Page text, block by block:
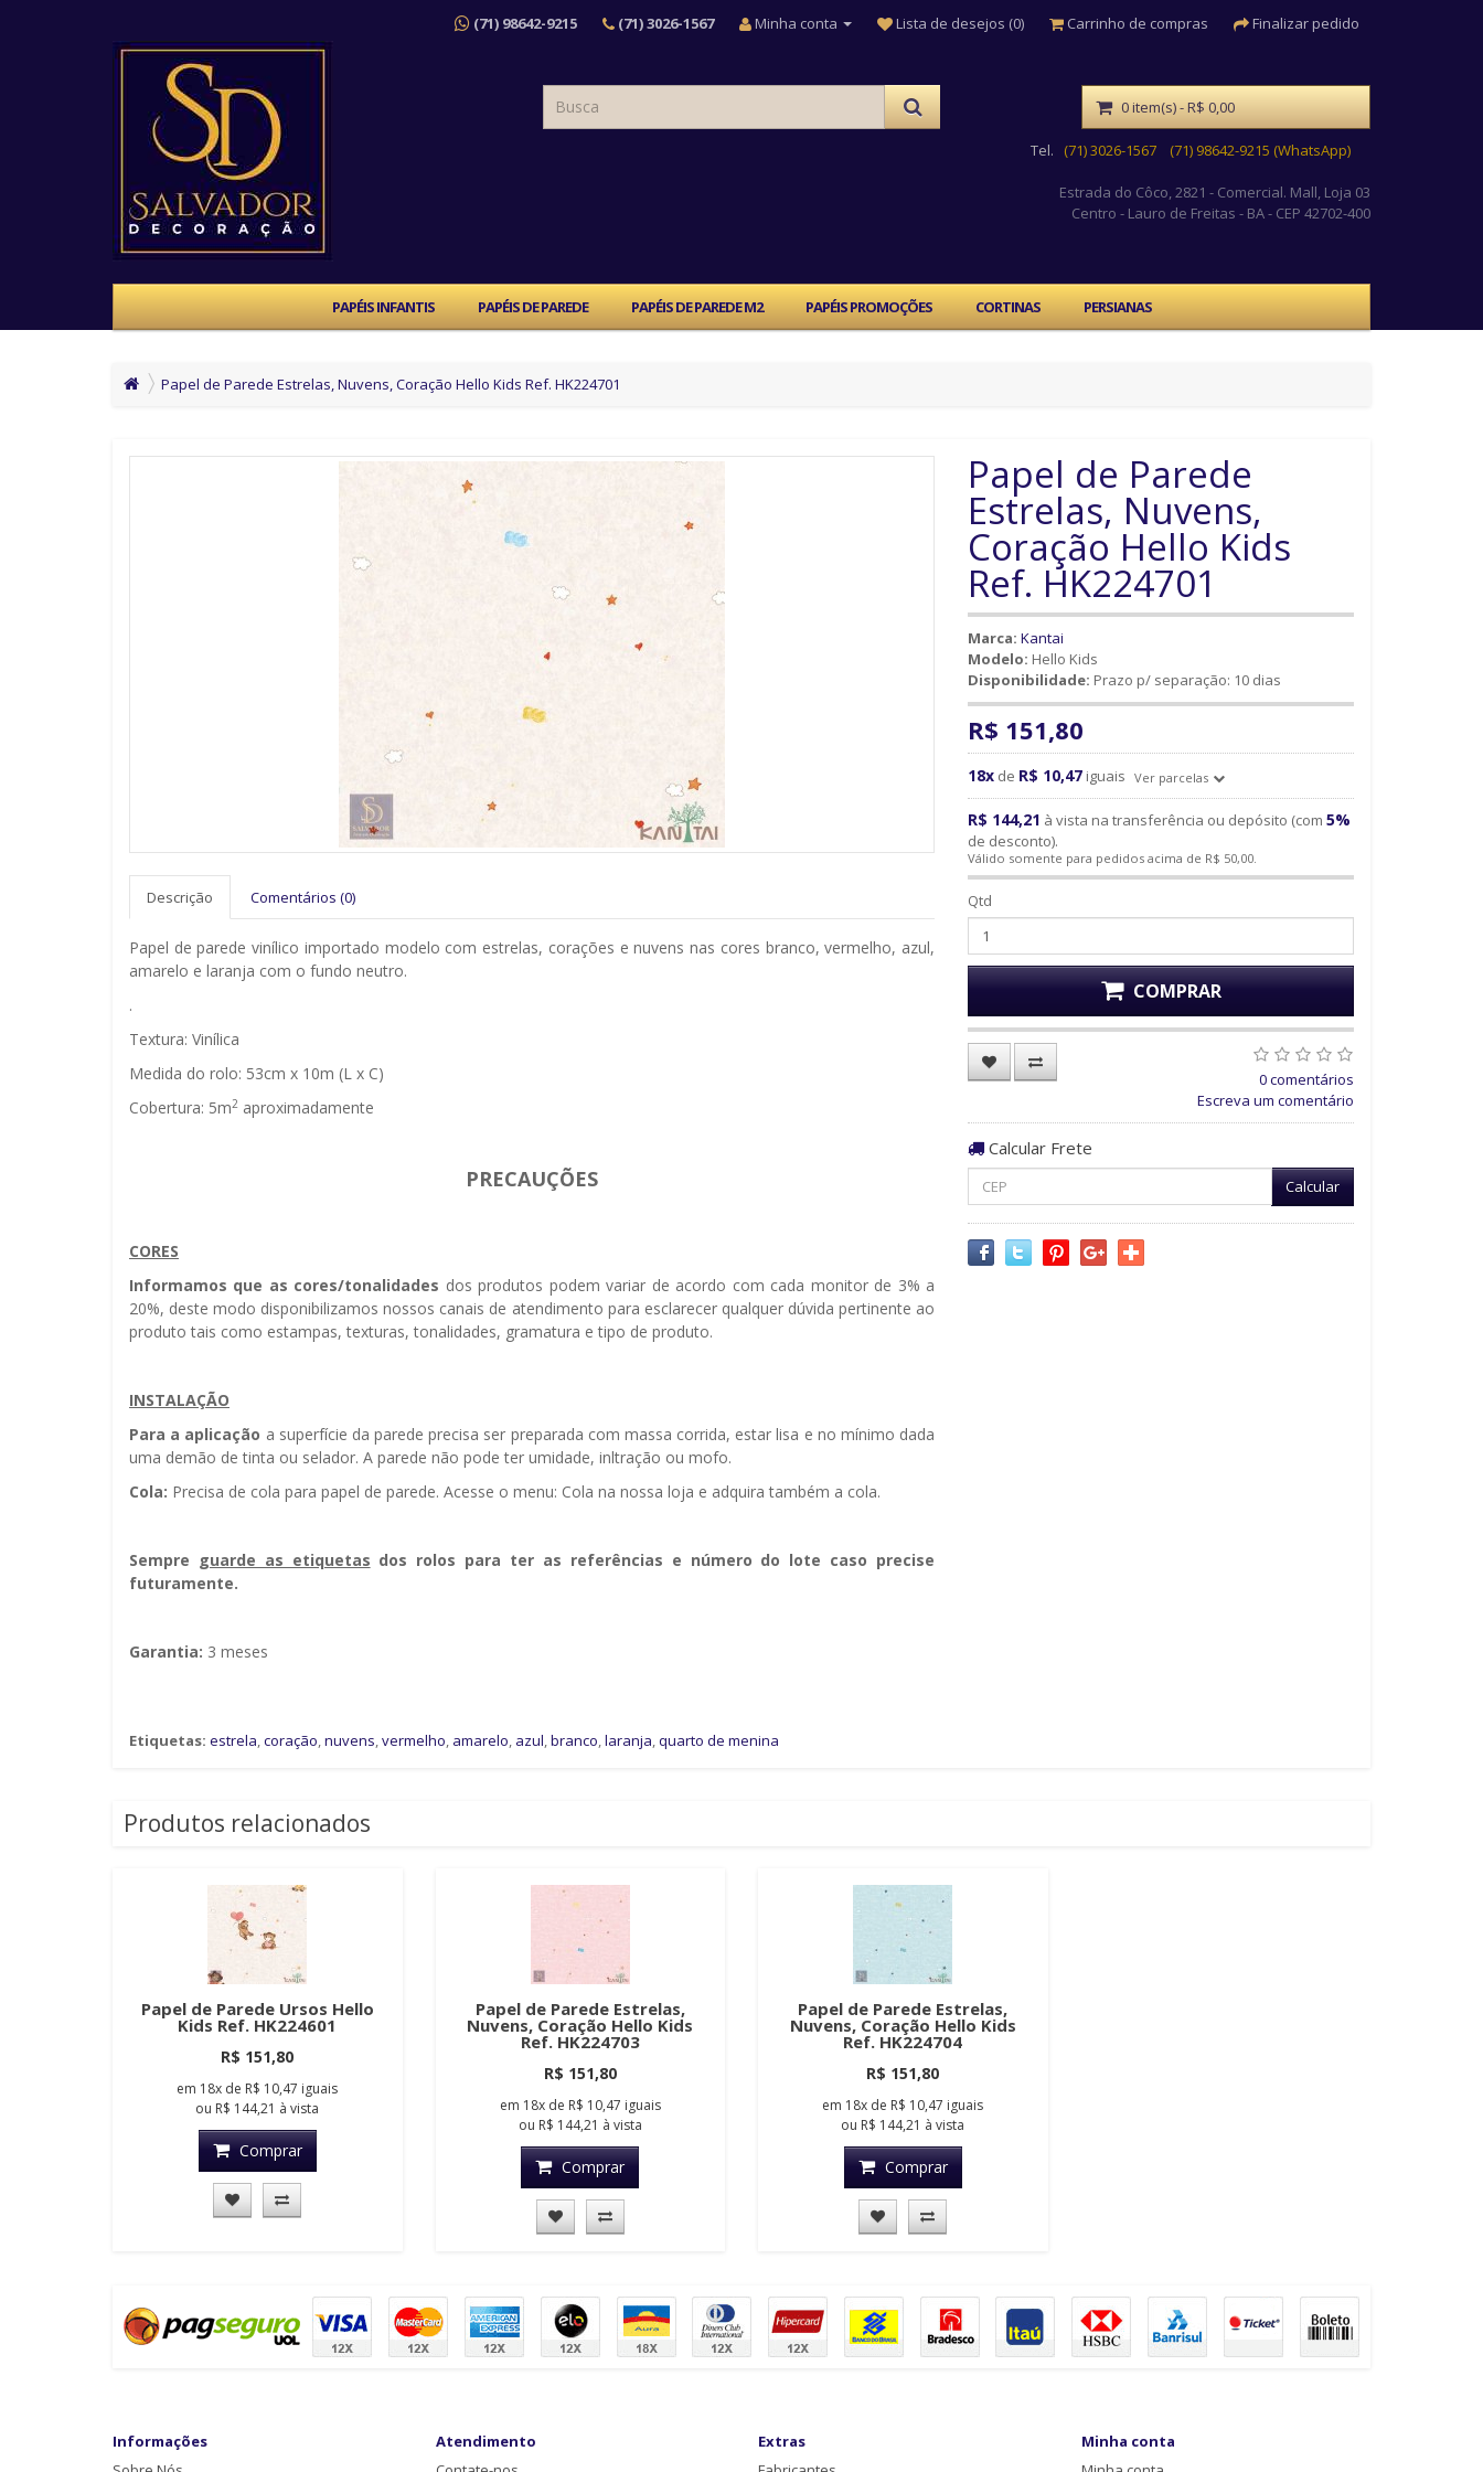
(71) 98642-9215 (71) 3026-1567 Minha conta Lista de desejos (0) Carrinho de compras Finalizar pedido
Tel. (71) 3026-1567 (71) 98642-9215 (WhatsApp)
Estrada do Côco, 2821 - Comercial. Mall, Loja 03
Centro - Lauro de Freitas - BA - CEP 42702-400
0 item(s) - R$ 0,00
PAPÉIS INFANTIS PAPÉIS DE PAREDE PAPÉIS DE PAREDE M2 PAPÉIS PROMOÇÕES CORTINAS PERSIANAS
Papel de Parede Estrelas, Nuvens, Coração Hello Kids Ref. HK224701
Papel de Parede
Estrelas, Nuvens,
Coração Hello Kids
Ref. HK224701
Marca: Kantai
Modelo: Hello Kids
Disponibilidade: Prazo p/ separação: 10 dias
R$ 151,80
18x de R$ 10,47 iguais Ver parcelas
R$ 144,21 à vista na transferência ou depósito (com 5%
de desconto).
Válido somente para pedidos acima de R$ 50,00.
Qtd
COMPRAR
0 comentários
Escreva um comentário
Calcular Frete
Calcular
Descrição Comentários (0)
Papel de parede vinílico importado modelo com estrelas, corações e nuvens nas cores branco, vermelho, azul,
amarelo e laranja com o fundo neutro.
.
Textura: Vinílica
Medida do rolo: 53cm x 10m (L x C)
Cobertura: 5m2 aproximadamente
PRECAUÇÕES
CORES
Informamos que as cores/tonalidades dos produtos podem variar de acordo com cada monitor de 3% a
20%, deste modo disponibilizamos nossos canais de atendimento para esclarecer qualquer dúvida pertinente ao
produto tais como estampas, texturas, tonalidades, gramatura e tipo de produto.
INSTALAÇÃO
Para a aplicação a superfície da parede precisa ser preparada com massa corrida, estar lisa e no mínimo dada
uma demão de tinta ou selador. A parede não pode ter umidade, infiltração ou mofo.
Cola: Precisa de cola para papel de parede. Acesse o menu: Cola na nossa loja e adquira também a cola.
Sempre guarde as etiquetas dos rolos para ter as referências e número do lote caso precise
futuramente.
Garantia: 3 meses
Etiquetas: estrela,coração,nuvens,vermelho, amarelo, azul,branco,laranja,quarto de menina
Produtos relacionados
Papel de Parede Ursos Hello
Kids Ref. HK224601
R$ 151,80
em 18x de R$ 10,47 iguais
ou R$ 144,21 à vista
Comprar
Papel de Parede Estrelas,
Nuvens, Coração Hello Kids
Ref. HK224703
R$ 151,80
em 18xde R$ 10,47 iguais
ou R$ 144,21 à vista
Comprar
Papel de Parede Estrelas,
Nuvens, Coração Hello Kids
Ref. HK224704
R$ 151,80
em 18x de R$ 10,47 iguais
ou R$ 144,21 à vista
Comprar
Informações
Atendimento
Extras
Minha conta